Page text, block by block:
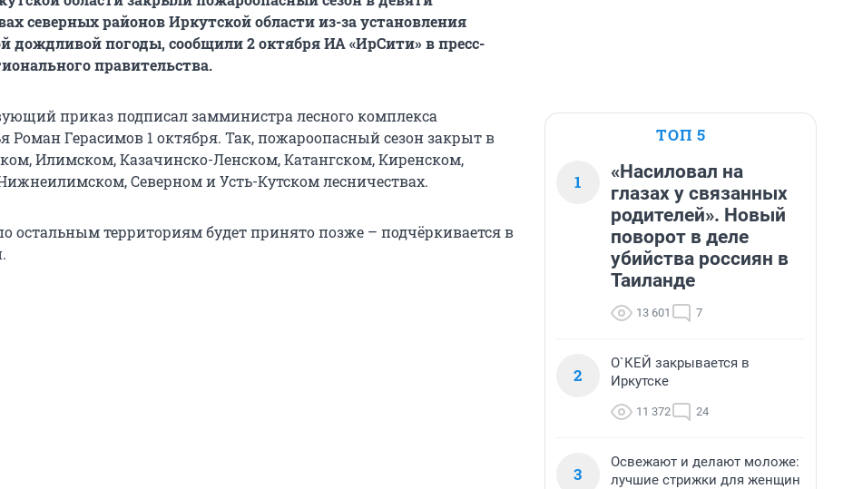
северных районов Иркутской области из-за установления
дождливой погоды, сообщили 2 октября ИА «ИрСити» в пресс-
правительства.
приказ подписал замминистра лесного комплекса
Роман Герасимов 1 октября. Так, пожароопасный сезон закрыт в
Илимском, Казачинско-Ленском, Катангском, Киренском,
Северном и Усть-Кутском лесничествах.
остальным территориям будет принято позже – подчёркивается в
ТОП 5
1
«Насиловал на
глазах у связанных
родителей». Новый
поворот в деле
убийства россиян в
Таиланде
13 601 7
2
О`КЕЙ закрывается в
Иркутске
11 372 24
3
Освежают и делают моложе:
лучшие стрижки для женщин